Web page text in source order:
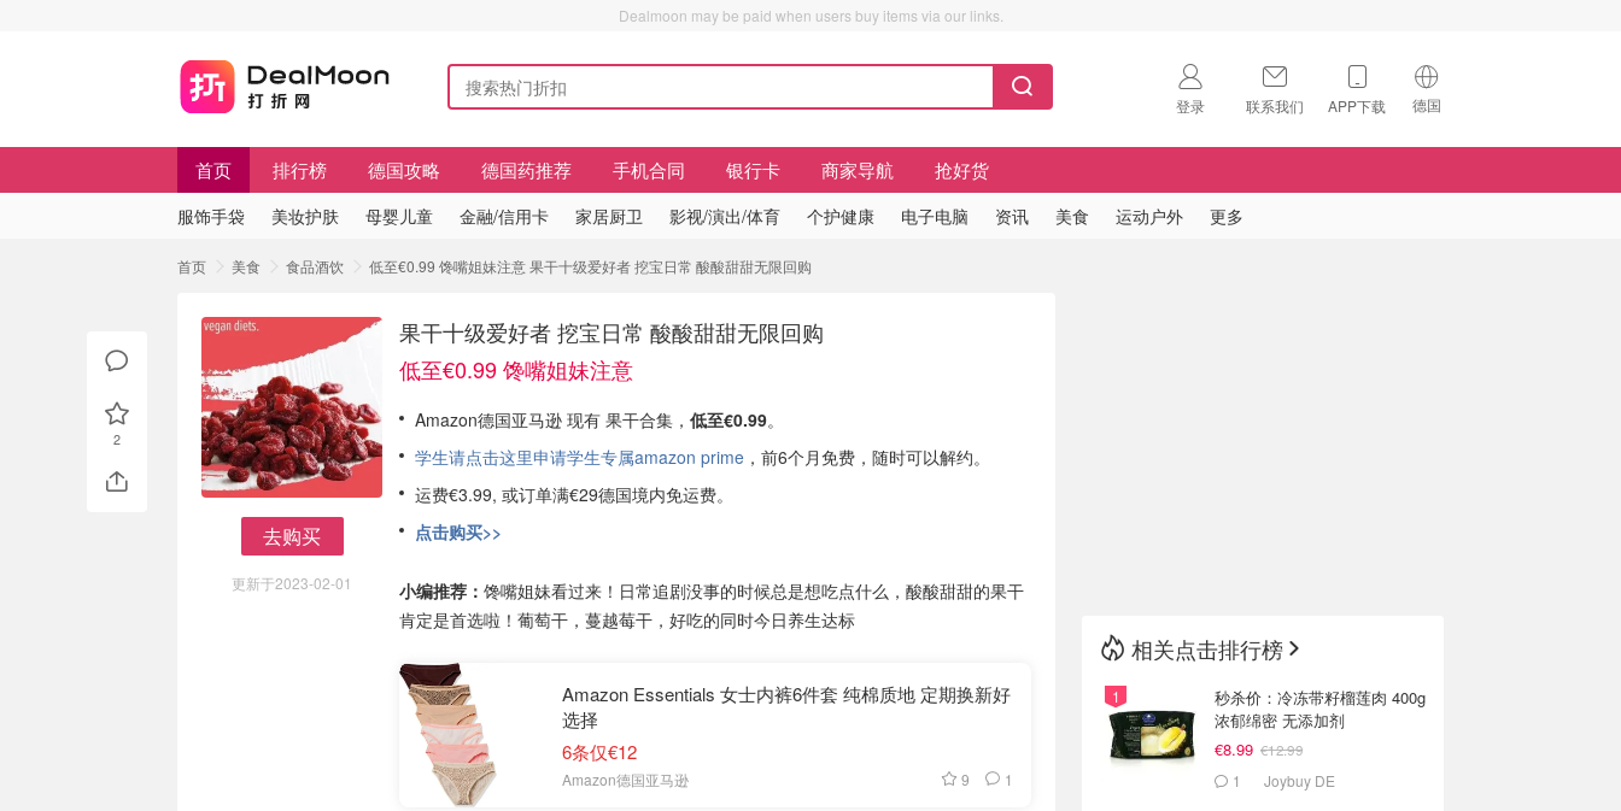
Dealmoon may be paid when users buy items via our links.
登录 联系我们 APP下载 德国
🇺🇸
首页 排行榜 德国攻略 德国药推荐 手机合同 银行卡 商家导航 抢好货
服饰手袋 美妆护肤 母婴儿童 金融/信用卡 家居厨卫 影视/演出/体育 个护健康 电子电脑 资讯 美食 运动户外 更多
首页 美食 食品酒饮 低至€0.99 馋嘴姐妹注意 果干十级爱好者 挖宝日常 酸酸甜甜无限回购
去购买
更新于2023-02-01
果干十级爱好者 挖宝日常 酸酸甜甜无限回购
低至€0.99 馋嘴姐妹注意
Amazon德国亚马逊 现有 果干合集， 低至€0.99。
学生请点击这里申请学生专属amazon prime ，前6个月免费，随时可以解约。
运费€3.99, 或订单满€29德国境内免运费。
点击购买>>
小编推荐： 馋嘴姐妹看过来！日常追剧没事的时候总是想吃点什么，酸酸甜甜的果干
肯定是首选啦！葡萄干，蔓越莓干，好吃的同时今日养生达标
Amazon Essentials 女士内裤6件套 纯棉质地 定期换新好
选择
6条仅€12
Amazon德国亚马逊 9 1
2
相关点击排行榜
秒杀价：冷冻带籽榴莲肉 400g
浓郁绵密 无添加剂
€8.99 €12.99
1 Joybuy DE